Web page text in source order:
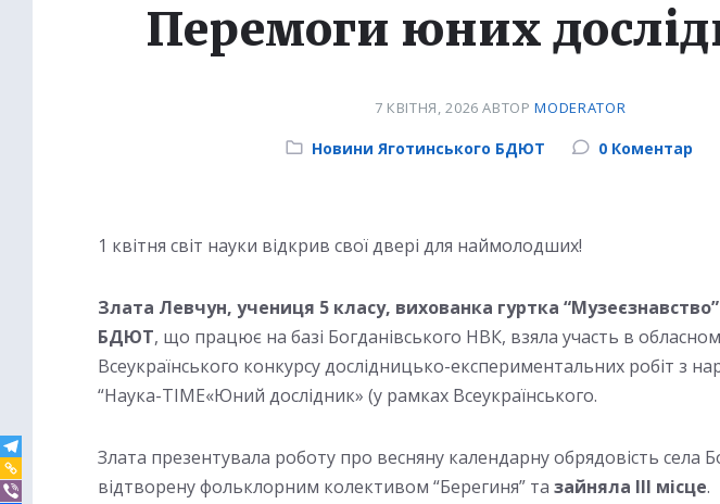
Перемоги юних
7 КВІТНЯ, 2026АВТОРMODERATOR
Category:
Новини Яготинського БДЮТ 0 Коментар
1 квітня світ науки відкрив свої двері для наймолодших!
Злата Левчун, учениця 5 класу, вихованка гуртка
БДЮТ, що працює на базі Богданівського НВК, взяла участь в
Всеукраїнського конкурсу дослідницько-експериментальних робіт з
“Наука-TIME«Юний дослідник» (у рамках Всеукраїнського.
Злата презентувала роботу про весняну календарну обрядовість села
відтворену фольклорним колективом “Берегиня” та зайняла ІІІ місце.